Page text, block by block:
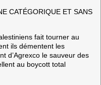
CATÉGORIQUE ET SANS
fait tourner au
ils démentent les
d’Agrexco le sauveur des
au boycott total